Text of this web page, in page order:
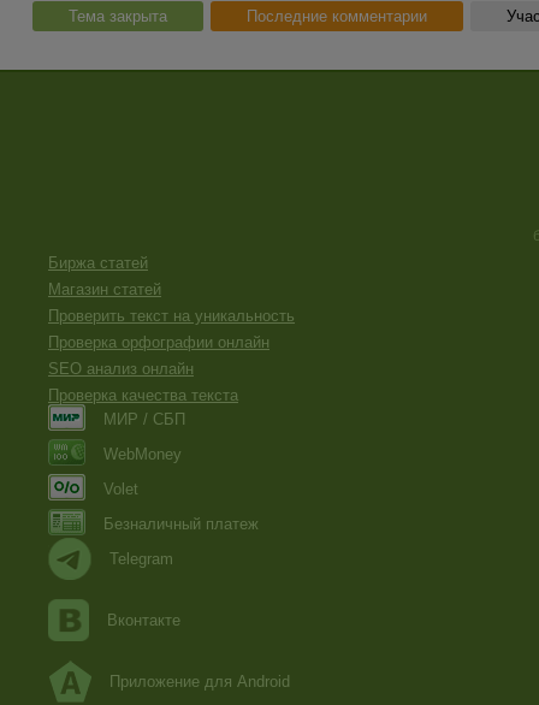
Тема закрыта Последние комментарии
Биржа статей
Магазин статей
Проверить текст на уникальность
Проверка орфографии онлайн
SEO анализ онлайн
Проверка качества текста
МИР / СБП
WebMoney
Volet
Безналичный платеж
Telegram
Вконтакте
Приложение для Android